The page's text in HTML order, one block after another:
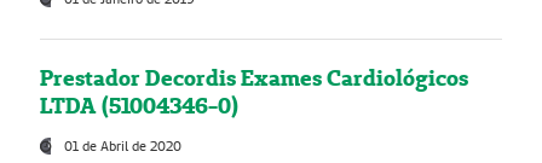
Prestador Decordis Exames Cardiológicos
LTDA (51004346-0)
01 de Abril de 2020